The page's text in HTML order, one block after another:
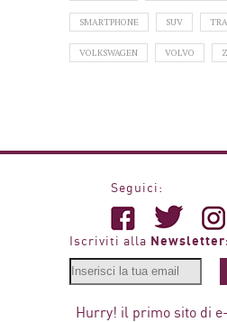
SMARTPHONE SUV
VOLKSWAGEN VOLVO
Seguici:
Iscriviti alla
Hurry! il primo sito di